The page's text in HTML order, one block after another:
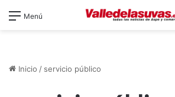
Menú
Inicio / servicio público